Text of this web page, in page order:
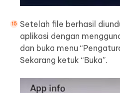
Setelah file berhasil
aplikasi dengan
dan buka menu
Sekarang ketuk “Buka”.